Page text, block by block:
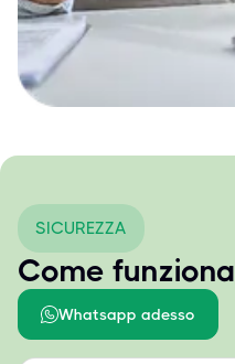
SICUREZZA
Come funziona
Whatsapp adesso